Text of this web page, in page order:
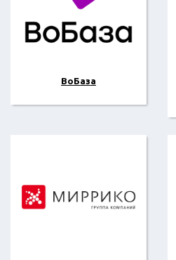
ВоБаза